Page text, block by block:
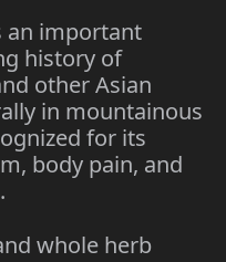
an important
history of
other Asian
in mountainous
for its
body pain, and
whole herb